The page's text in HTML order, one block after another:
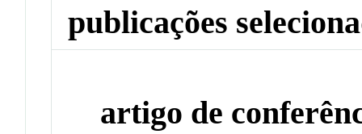
publicações
artigo de